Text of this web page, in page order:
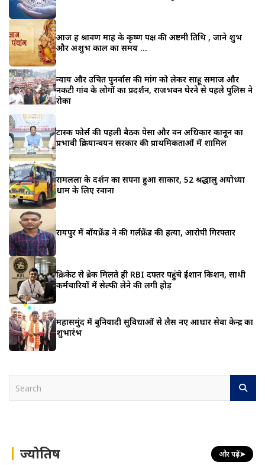
आज हैं श्रावण माह के कृष्ण पक्ष की अष्टमी तिथि , जाने शुभ
और अशुभ काल का समय …
न्याय और उचित पुनर्वास की मांग को लेकर साहू समाज और
नकटी गांव के लोगों का प्रदर्शन, राजभवन घेरने से पहले पुलिस ने
रोका
टास्क फोर्स की पहली बैठक पेसा और वन अधिकार कानून का
प्रभावी क्रियान्वयन सरकार की प्राथमिकताओं में शामिल
रामलला के दर्शन का सपना हुआ साकार, 52 श्रद्धालु अयोध्या
धाम के लिए रवाना
रायपुर में बॉयफ्रेंड ने की गर्लफ्रेंड की हत्या, आरोपी गिरफ्तार
क्रिकेट से ब्रेक मिलते ही RBI दफ्तर पहुंचे ईशान किशन, साथी
कर्मचारियों में सेल्फी लेने की लगी होड़
महासमुंद में बुनियादी सुविधाओं से लैस नए आधार सेवा केन्द्र का
शुभारंभ
h ज्योतिष और पढ़ें➤